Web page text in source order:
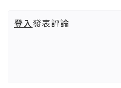
登入發表評論